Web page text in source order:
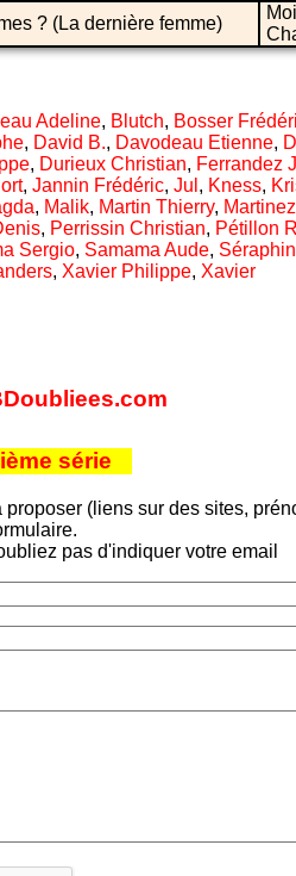
? (La dernière femme)
Adeline, Blutch, Bosser
, David B., Davodeau Etienne,
, Durieux Christian, Ferrandez
, Jannin Frédéric, Jul , Kness,
, Malik, Martin Thierry,
, Perrissin Christian, Pétillon
Sergio, Samama Aude,
, Xavier Philippe, Xavier
série
(liens sur des sites,
pas d'indiquer votre email